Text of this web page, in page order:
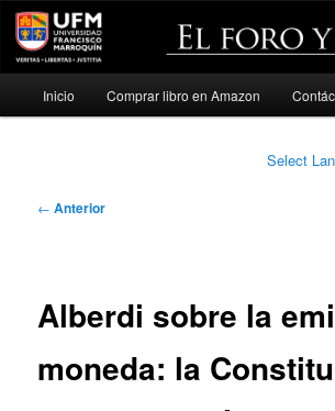
Ir
Inicio Comprar libro en Amazon
Select
Navegación
← Anterior
Alberdi sobre la
moneda: la